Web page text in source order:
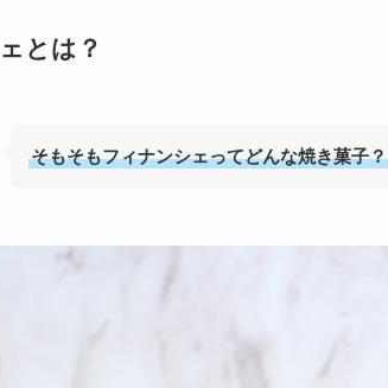
とは？
そもそもフィナンシェってどんな焼き菓子？